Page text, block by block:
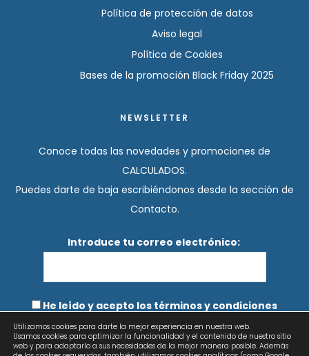
Política de protección de datos
Aviso legal
Política de Cookies
Bases de la promoción Black Friday 2025
NEWSLETTER
Conoce todas las novedades y promociones de
CALCULADOS.
Puedes darte de baja escribiéndonos desde la sección de
Contacto.
Introduce tu correo electrónico:
He leído y acepto los términos y condiciones
Utilizamos cookies para darte la mejor experiencia en nuestra web.
Usamos cookies para optimizar la funcionalidad y el contenido de nuestro sitio
web y para adaptarlo a sus necesidades de la mejor manera posible. Además